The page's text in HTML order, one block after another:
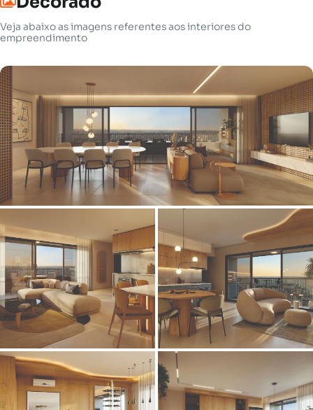
Veja abaixo as imagens referentes aos interiores do
empreendimento